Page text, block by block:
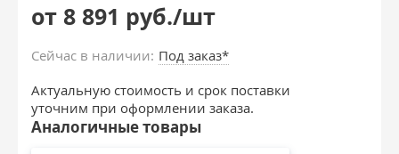
от 8 891 руб./шт
Сейчас в наличии: Под заказ*
Актуальную стоимость и срок поставки
уточним при оформлении заказа.
Аналогичные товары